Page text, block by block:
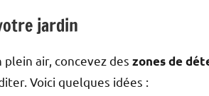
jardin
air, concevez des zones de
Voici quelques idées :